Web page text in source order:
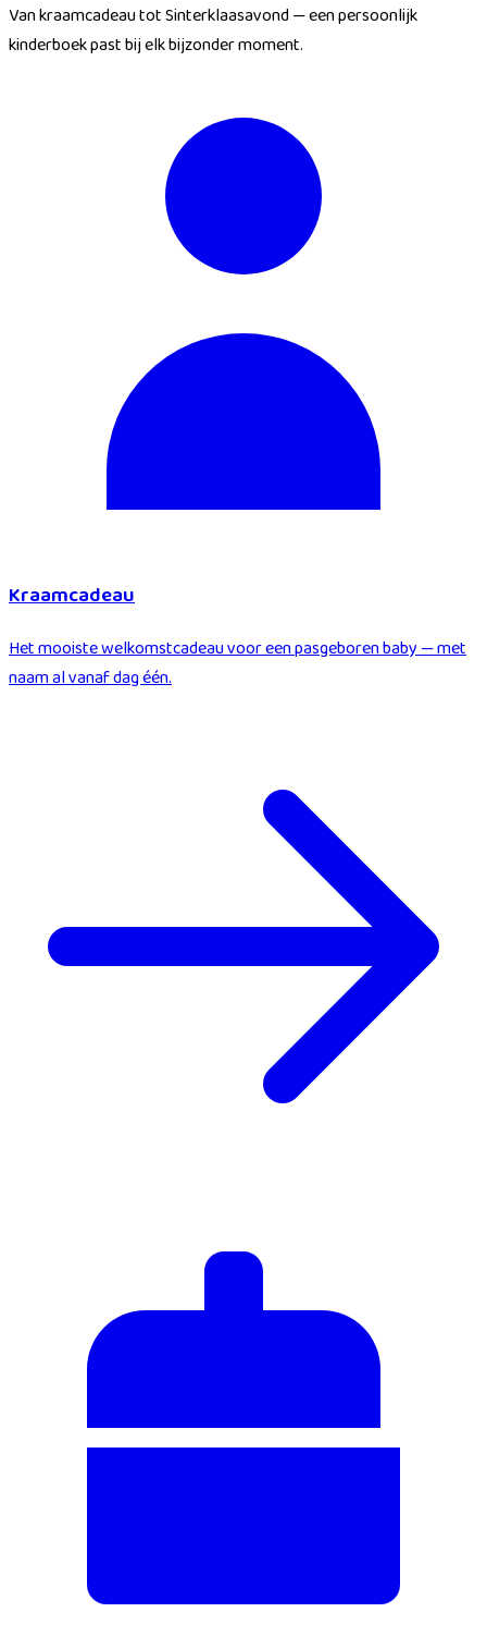
Van kraamcadeau tot Sinterklaasavond — een persoonlijk
kinderboek past bij elk bijzonder moment.
Kraamcadeau
Het mooiste welkomstcadeau voor een pasgeboren baby — met
naam al vanaf dag één.